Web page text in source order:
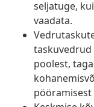
seljatuge,
vaadata.
poolest,